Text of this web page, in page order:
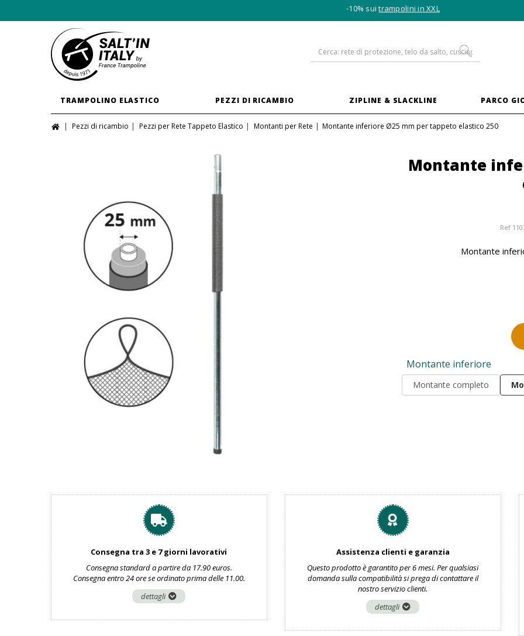
-10% suitrampolini in XXL
TRAMPOLINO ELASTICO PEZZI DI RICAMBIO ZIPLINE & SLACKLINE PARCO
Pezzi di ricambio Pezzi per Rete Tappeto Elastico Montanti per Rete Montante inferiore Ø25 mm per tappeto elastico 250
Montante
Ref
Montante
Montante inferiore
Montante completo
Consegna tra 3 e 7 giorni lavorativi
Consegna standard a partire da 17.90 euros.
Consegna entro 24 ore se ordinato prima delle 11.00.
dettagli
Assistenza clienti e garanzia
Questo prodotto è garantito per 6 mesi. Per qualsiasi
domanda sulla compatibilità si prega di contattare il
nostro servizio clienti.
dettagli